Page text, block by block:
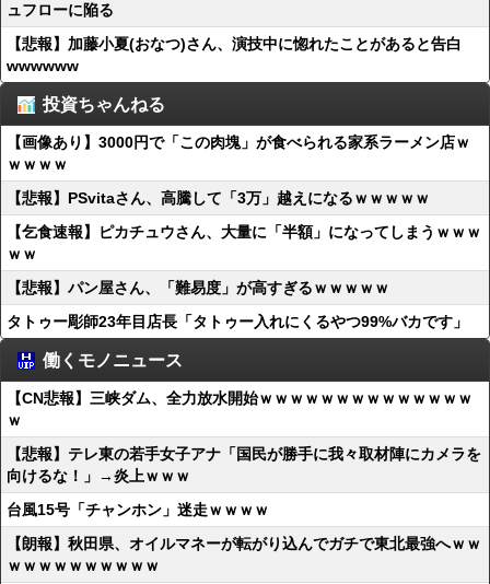
ュフローに陥る
【悲報】加藤小夏(おなつ)さん、演技中に惚れたことがあると告白
wwwwww
投資ちゃんねる
【画像あり】3000円で「この肉塊」が食べられる家系ラーメン店ｗ
ｗｗｗｗ
【悲報】PSvitaさん、高騰して「3万」越えになるｗｗｗｗｗ
【乞食速報】ピカチュウさん、大量に「半額」になってしまうｗｗｗ
ｗｗ
【悲報】パン屋さん、「難易度」が高すぎるｗｗｗｗｗ
タトゥー彫師23年目店長「タトゥー入れにくるやつ99%バカです」
働くモノニュース
【CN悲報】三峡ダム、全力放水開始ｗｗｗｗｗｗｗｗｗｗｗｗｗｗ
ｗ
【悲報】テレ東の若手女子アナ「国民が勝手に我々取材陣にカメラを
向けるな！」→炎上ｗｗｗ
台風15号「チャンホン」迷走ｗｗｗｗ
【朗報】秋田県、オイルマネーが転がり込んでガチで東北最強へｗｗ
ｗｗｗｗｗｗｗｗｗｗ